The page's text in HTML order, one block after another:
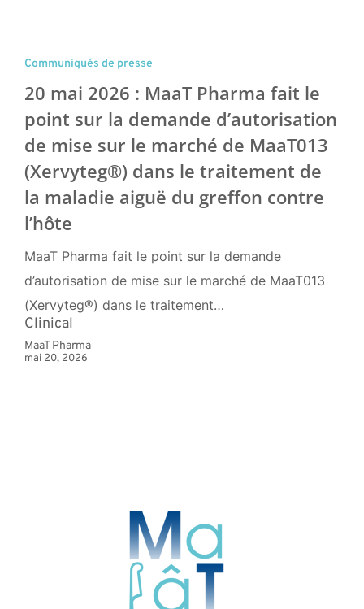
Communiqués de presse
20 mai 2026 : MaaT Pharma fait le
point sur la demande d’autorisation
de mise sur le marché de MaaT013
(Xervyteg®) dans le traitement de
la maladie aiguë du greffon contre
l’hôte
MaaT Pharma fait le point sur la demande
d’autorisation de mise sur le marché de MaaT013
(Xervyteg®) dans le traitement…
Clinical
MaaT Pharma
mai 20, 2026